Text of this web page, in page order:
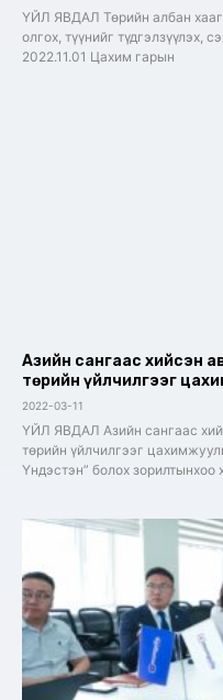
ҮЙЛ ЯВДАЛ Төрийн албан
олгох, түүнийг түдгэлзүүлэх,
2022.11.01 Цахим гарын
Азийн сангаас хийсэн
төрийн үйлчилгээг
2022-03-11
ҮЙЛ ЯВДАЛ Азийн сангаас
төрийн үйлчилгээг
Үндэстэн” болох зорилтынхоо